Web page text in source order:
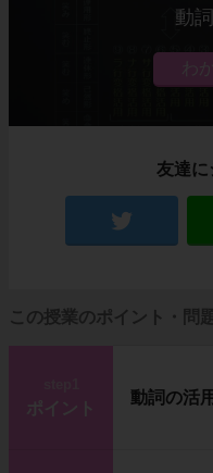
動
友達に
この授業のポイント・問
ポイント
動詞の活